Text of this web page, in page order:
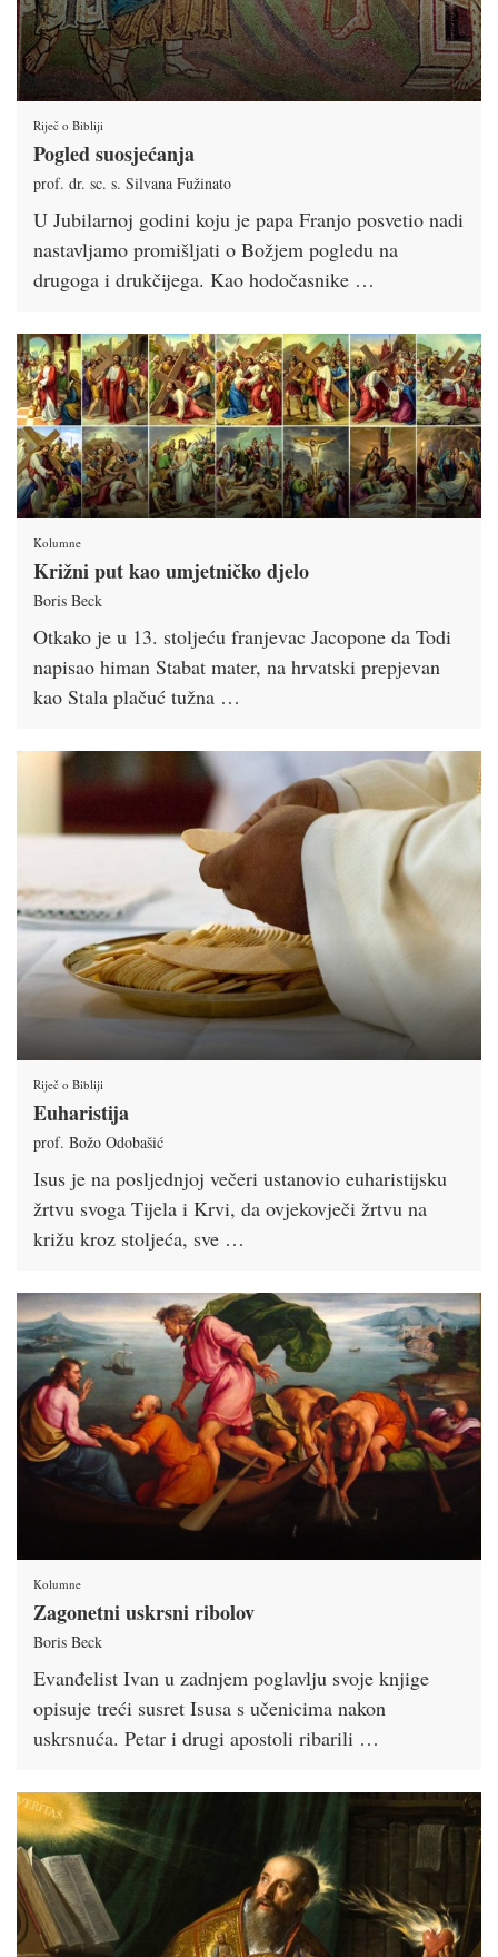
Riječ o Bibliji
Pogled suosjećanja
prof. dr. sc. s. Silvana Fužinato
U Jubilarnoj godini koju je papa Franjo posvetio nadi
nastavljamo promišljati o Božjem pogledu na
drugoga i drukčijega. Kao hodočasnike …
Kolumne
Križni put kao umjetničko djelo
Boris Beck
Otkako je u 13. stoljeću franjevac Jacopone da Todi
napisao himan Stabat mater, na hrvatski prepjevan
kao Stala plačuć tužna …
Riječ o Bibliji
Euharistija
prof. Božo Odobašić
Isus je na posljednjoj večeri ustanovio euharistijsku
žrtvu svoga Tijela i Krvi, da ovjekovječi žrtvu na
križu kroz stoljeća, sve …
Kolumne
Zagonetni uskrsni ribolov
Boris Beck
Evanđelist Ivan u zadnjem poglavlju svoje knjige
opisuje treći susret Isusa s učenicima nakon
uskrsnuća. Petar i drugi apostoli ribarili …